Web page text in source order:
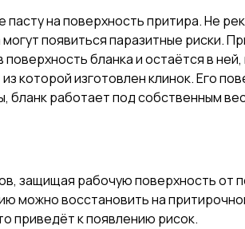
на поверхность притира. Не
появиться паразитные риски.
бланка и остаётся в
которой изготовлен клинок. Его
работает под собственным
защищая рабочую поверхность
можно восстановить на
приведёт к появлению рисок.